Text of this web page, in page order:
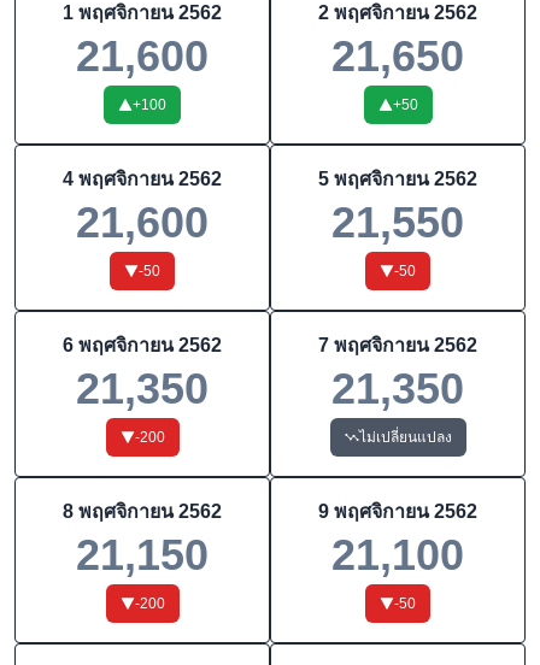
1 พฤศจิกายน 2562
21,600
+100
2 พฤศจิกายน 2562
21,650
+50
4 พฤศจิกายน 2562
21,600
-50
5 พฤศจิกายน 2562
21,550
-50
6 พฤศจิกายน 2562
21,350
-200
7 พฤศจิกายน 2562
21,350
ไม่เปลี่ยนแปลง
8 พฤศจิกายน 2562
21,150
-200
9 พฤศจิกายน 2562
21,100
-50